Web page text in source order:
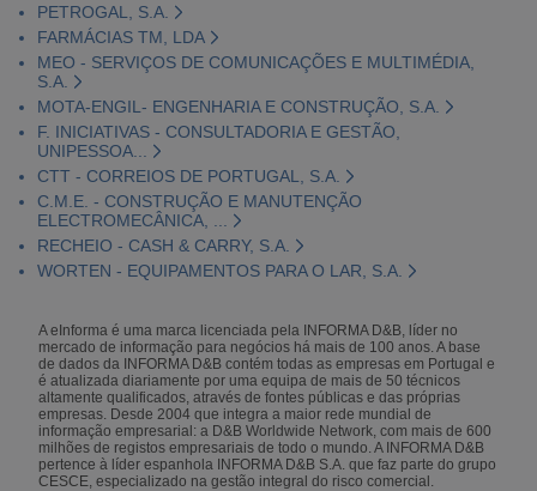
PETROGAL, S.A.
FARMÁCIAS TM, LDA
MEO - SERVIÇOS DE COMUNICAÇÕES E MULTIMÉDIA,
S.A.
MOTA-ENGIL- ENGENHARIA E CONSTRUÇÃO, S.A.
F. INICIATIVAS - CONSULTADORIA E GESTÃO,
UNIPESSOA...
CTT - CORREIOS DE PORTUGAL, S.A.
C.M.E. - CONSTRUÇÃO E MANUTENÇÃO
ELECTROMECÂNICA, ...
RECHEIO - CASH & CARRY, S.A.
WORTEN - EQUIPAMENTOS PARA O LAR, S.A.
A eInforma é uma marca licenciada pela INFORMA D&B, líder no
mercado de informação para negócios há mais de 100 anos. A base
de dados da INFORMA D&B contém todas as empresas em Portugal e
é atualizada diariamente por uma equipa de mais de 50 técnicos
altamente qualificados, através de fontes públicas e das próprias
empresas. Desde 2004 que integra a maior rede mundial de
informação empresarial: a D&B Worldwide Network, com mais de 600
milhões de registos empresariais de todo o mundo. A INFORMA D&B
pertence à líder espanhola INFORMA D&B S.A. que faz parte do grupo
CESCE, especializado na gestão integral do risco comercial.